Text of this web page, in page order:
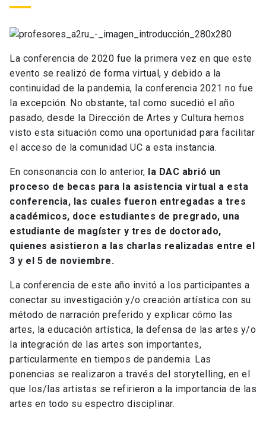
La conferencia de 2020 fue la primera vez en que este
evento se realizó de forma virtual, y debido a la
continuidad de la pandemia, la conferencia 2021 no fue
la excepción. No obstante, tal como sucedió el año
pasado, desde la Dirección de Artes y Cultura hemos
visto esta situación como una oportunidad para facilitar
el acceso de la comunidad UC a esta instancia.
En consonancia con lo anterior, la DAC abrió un
proceso de becas para la asistencia virtual a esta
conferencia, las cuales fueron entregadas a tres
académicos, doce estudiantes de pregrado, una
estudiante de magíster y tres de doctorado,
quienes asistieron a las charlas realizadas entre el
3 y el 5 de noviembre.
La conferencia de este año invitó a los participantes a
conectar su investigación y/o creación artística con su
método de narración preferido y explicar cómo las
artes, la educación artística, la defensa de las artes y/o
la integración de las artes son importantes,
particularmente en tiempos de pandemia. Las
ponencias se realizaron a través del storytelling, en el
que los/las artistas se refirieron a la importancia de las
artes en todo su espectro disciplinar.